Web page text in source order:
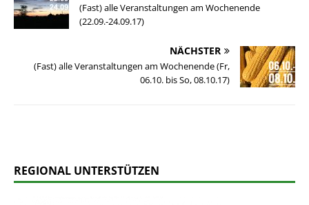
(Fast) alle Veranstaltungen am Wochenende
(22.09.-24.09.17)
NÄCHSTER
(Fast) alle Veranstaltungen am Wochenende (Fr,
06.10. bis So, 08.10.17)
REGIONAL UNTERSTÜTZEN